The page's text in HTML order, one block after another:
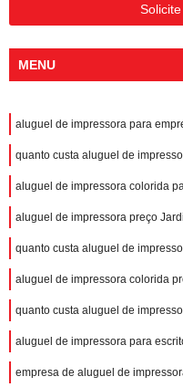
MENU
aluguel de impressora para
quanto custa aluguel de
aluguel de impressora colorida
aluguel de impressora preço
quanto custa aluguel de
aluguel de impressora colorida
quanto custa aluguel de
aluguel de impressora para
empresa de aluguel de